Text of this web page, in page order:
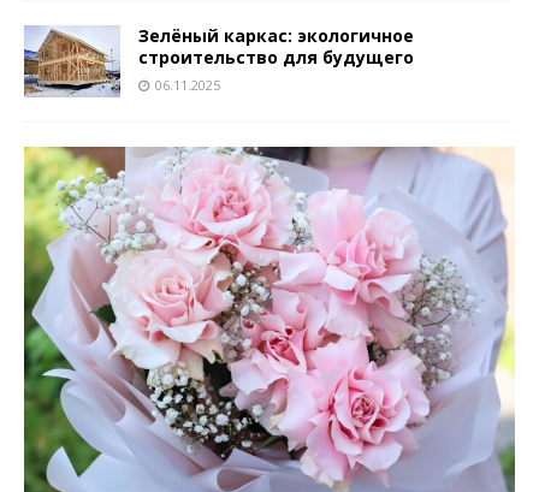
Зелёный каркас: экологичное
строительство для будущего
06.11.2025